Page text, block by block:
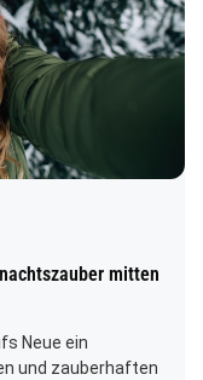
mitten
Neue ein
und zauberhaften